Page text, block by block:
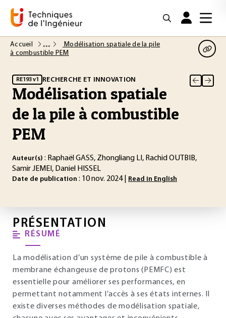
Accueil
Modélisation spatiale de la pile
à combustible PEM
RE193 v1 RECHERCHE ET INNOVATION
Modélisation spatiale
de la pile à combustible
PEM
Auteur(s) : Raphaël GASS, Zhongliang LI, Rachid OUTBIB,
Samir JEMEI, Daniel HISSEL
Date de publication : 10 nov. 2024 | Read in English
PRÉSENTATION
RÉSUMÉ
La modélisation d’un système de pile à combustible à
membrane échangeuse de protons (PEMFC) est
essentielle pour améliorer ses performances, en
permettant notamment l’accès à ses états internes. Il
existe diverses méthodes de modélisation spatiale,